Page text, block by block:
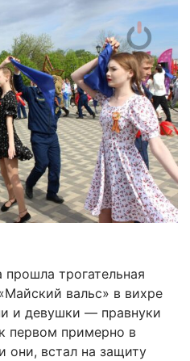
трогательная
вальс» в вихре
и девушки — правнуки
первом примерно в
они, встал на защиту